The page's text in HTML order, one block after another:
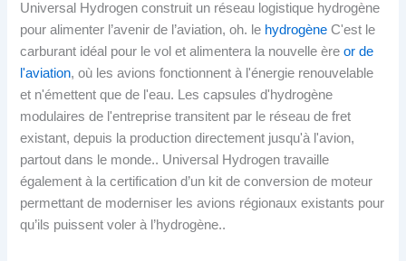
Universal Hydrogen construit un réseau logistique hydrogène
pour alimenter l’avenir de l’aviation, oh. le hydrogène C'est le
carburant idéal pour le vol et alimentera la nouvelle èreor de
l'aviation, où les avions fonctionnent à l'énergie renouvelable
et n'émettent que de l'eau. Les capsules d'hydrogène
modulaires de l'entreprise transitent par le réseau de fret
existant, depuis la production directement jusqu'à l'avion,
partout dans le monde.. Universal Hydrogen travaille
également à la certification d’un kit de conversion de moteur
permettant de moderniser les avions régionaux existants pour
qu’ils puissent voler à l’hydrogène..